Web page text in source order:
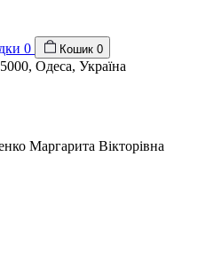
0 Кошик 0
Одеса, Україна
Маргарита Вікторівна